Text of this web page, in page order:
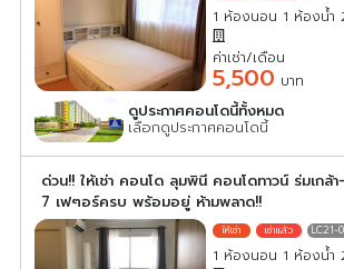
1 ห้องนอน 1 ห้องน้ำ
ค่าเช่า/เดือน
5,500 บาท
ดูประกาศคอนโดนี้ทั้งหมด
เลือกดูประกาศคอนโดนี้
ด่วน!! ให้เช่า คอนโด ลุมพินี คอนโดทาวน์ ร่มเก
7 เฟๆอร์ครบ พร้อมอยู่ ห้ามพลาด!!
LC21-
1 ห้องนอน 1 ห้องน้ำ